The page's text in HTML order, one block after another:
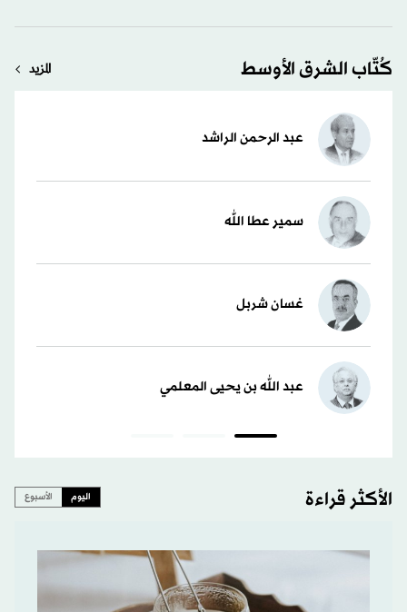
كُتّاب الشرق الأوسط المزيد
عبد الرحمن الراشد
سمير عطا الله
غسان شربل
عبد الله بن يحيى المعلمي
الأكثر قراءة اليوم الأسبوع